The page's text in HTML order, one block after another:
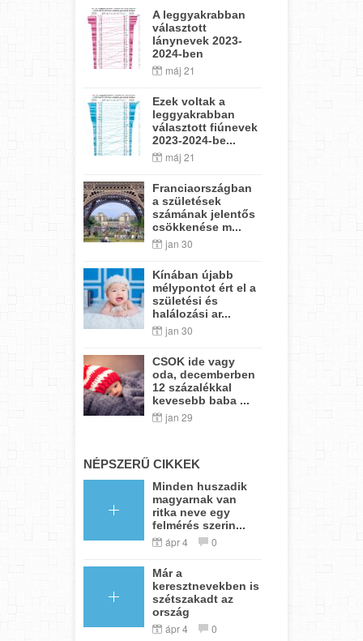
A leggyakrabban
választott
lánynevek 2023-
2024-ben
máj 21
Ezek voltak a
leggyakrabban
választott fiúnevek
2023-2024-be...
máj 21
Franciaországban
a születések
számának jelentős
csökkenése m...
jan 30
Kínában újabb
mélypontot ért el a
születési és
halálozási ar...
jan 30
CSOK ide vagy
oda, decemberben
12 százalékkal
kevesebb baba ...
jan 29
NÉPSZERŰ CIKKEK
Minden huszadik
magyarnak van
ritka neve egy
felmérés szerin...
ápr 4 0
Már a
keresztnevekben is
szétszakadt az
ország
ápr 4 0